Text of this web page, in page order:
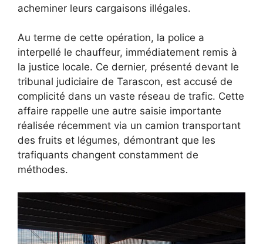
acheminer leurs cargaisons illégales.
Au terme de cette opération, la police a
interpellé le chauffeur, immédiatement remis à
la justice locale. Ce dernier, présenté devant le
tribunal judiciaire de Tarascon, est accusé de
complicité dans un vaste réseau de trafic. Cette
affaire rappelle une autre saisie importante
réalisée récemment via un camion transportant
des fruits et légumes, démontrant que les
trafiquants changent constamment de
méthodes.